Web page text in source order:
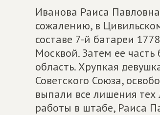
Иванова Раиса
сожалению, в
составе 7-й батареи
Москвой. Затем ее
область. Хрупкая
Советского Союза,
выпали все лишения
работы в штабе, Раиса